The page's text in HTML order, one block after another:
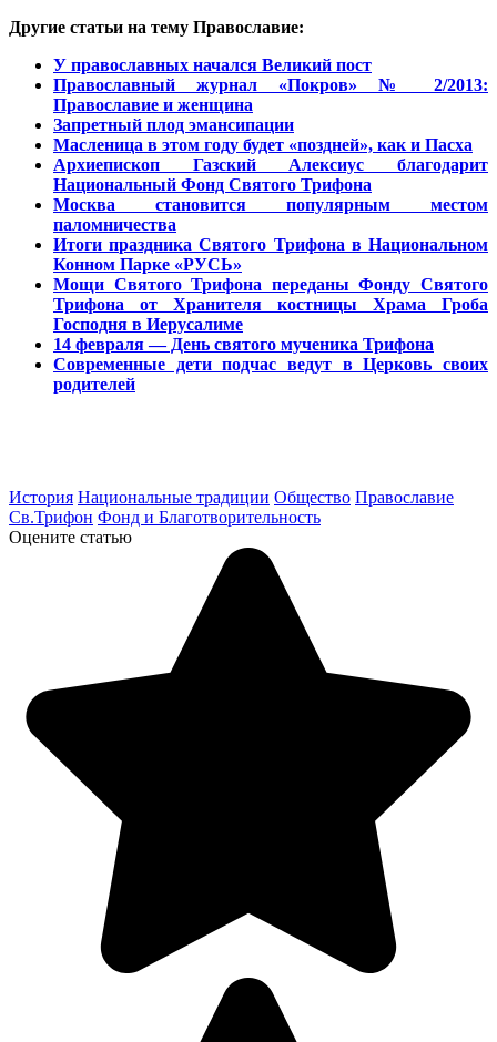
Другие статьи на тему Православие:
У православных начался Великий пост
Православный журнал «Покров» № 2/2013:
Православие и женщина
Запретный плод эмансипации
Масленица в этом году будет «поздней», как и Пасха
Архиепископ Газский Алексиус благодарит
Национальный Фонд Святого Трифона
Москва становится популярным местом
паломничества
Итоги праздника Святого Трифона в Национальном
Конном Парке «РУСЬ»
Мощи Святого Трифона переданы Фонду Святого
Трифона от Хранителя костницы Храма Гроба
Господня в Иерусалиме
14 февраля — День святого мученика Трифона
Современные дети подчас ведут в Церковь своих
родителей
История Национальные традиции Общество Православие
Св.Трифон Фонд и Благотворительность
Оцените статью